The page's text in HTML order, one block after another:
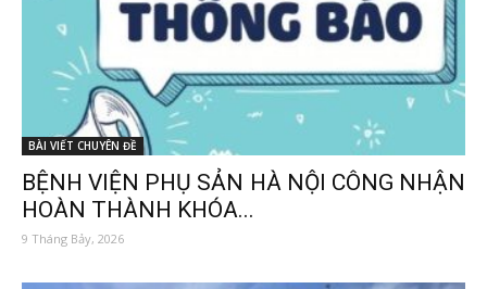
BÀI VIẾT CHUYÊN ĐỀ
BỆNH VIỆN PHỤ SẢN HÀ NỘI CÔNG NHẬN
HOÀN THÀNH KHÓA...
9 Tháng Bảy, 2026